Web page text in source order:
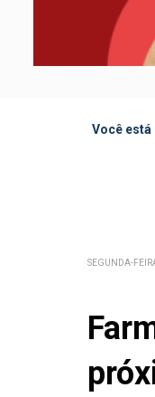
Você está
SEGUNDA-